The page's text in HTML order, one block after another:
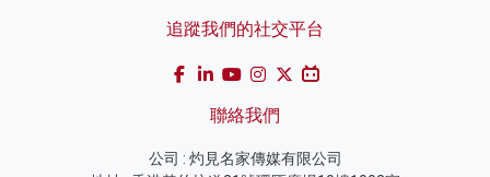
追蹤我們的社交平台
聯絡我們
公司 : 灼見名家傳媒有限公司